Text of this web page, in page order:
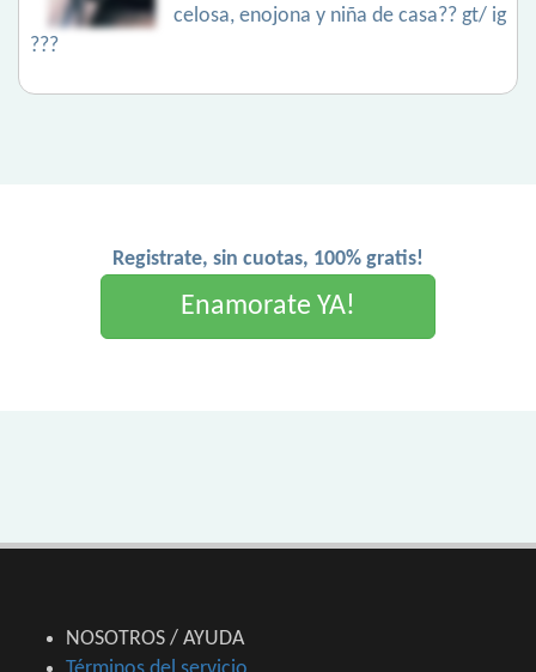
celosa, enojona y niña de casa?? gt/ ig
???
Registrate, sin cuotas, 100% gratis!
Enamorate YA!
NOSOTROS / AYUDA